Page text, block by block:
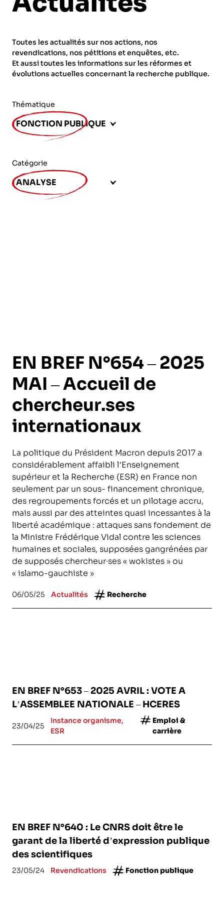
Fonction publique
Actions spécifiques
ORGANISMES
CNRS – Centre national de la recherche
scientifique
INRIA - Institut national de recherche en
INSERM – Institut national de la santé et de la
recherche médicale
développement
INED – Institut national d’études
démographiques
AGENDA
PUBLICATIONS
ADHÉRER
Toutes les actualités sur nos actions, nos
revendications, nos pétitions et enquêtes, etc.
Et aussi toutes les informations sur les réformes et
évolutions actuelles concernant la recherche publique.
Thématique
FONCTION PUBLIQUE
Catégorie
ANALYSE
EN BREF N°654 – 2025
MAI – Accueil de
chercheur.ses
internationaux
La politique du Président Macron depuis 2017 a
considérablement affaibli l’Enseignement
supérieur et la Recherche (ESR) en France non
seulement par un sous- financement chronique,
des regroupements forcés et un pilotage accru,
mais aussi par des atteintes quasi incessantes à la
liberté académique : attaques sans fondement de
la Ministre Frédérique Vidal contre les sciences
humaines et sociales, supposées gangrénées par
de supposés chercheur·ses « wokistes » ou
« islamo-gauchiste »
06/05/25 Actualités Recherche
EN BREF N°653 – 2025 AVRIL : VOTE A
L’ASSEMBLEE NATIONALE – HCERES
23/04/25
Instance organisme,
ESR
Emploi &
carrière
EN BREF N°640 : Le CNRS doit être le
garant de la liberté d’expression publique
des scientifiques
23/05/24 Revendications Fonction publique